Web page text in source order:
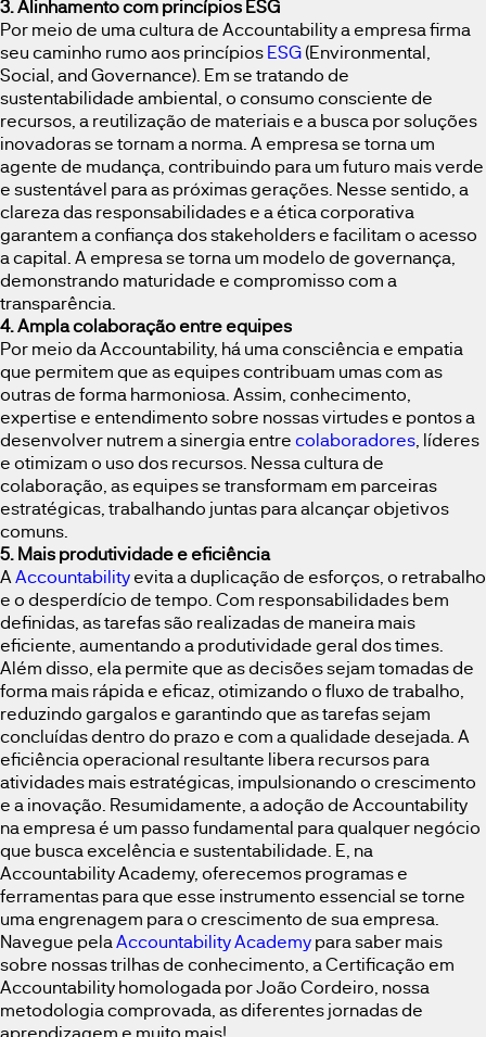
3. Alinhamento com princípios ESG
Por meio de uma cultura de Accountability a empresa firma
seu caminho rumo aos princípiosESG(Environmental,
Social, and Governance). Em se tratando de
sustentabilidade ambiental, o consumo consciente de
recursos, a reutilização de materiais e a busca por soluções
inovadoras se tornam a norma. A empresa se torna um
agente de mudança, contribuindo para um futuro mais verde
e sustentável para as próximas gerações. Nesse sentido, a
clareza das responsabilidades e a ética corporativa
garantem a confiança dos stakeholders e facilitam o acesso
a capital. A empresa se torna um modelo de governança,
demonstrando maturidade e compromisso com a
transparência.
4. Ampla colaboração entre equipes
Por meio da Accountability, há uma consciência e empatia
que permitem que as equipes contribuam umas com as
outras de forma harmoniosa. Assim, conhecimento,
expertise e entendimento sobre nossas virtudes e pontos a
desenvolver nutrem a sinergia entrecolaboradores , líderes
e otimizam o uso dos recursos. Nessa cultura de
colaboração, as equipes se transformam em parceiras
estratégicas, trabalhando juntas para alcançar objetivos
comuns.
5. Mais produtividade e eficiência
AAccountabilityevita a duplicação de esforços, o retrabalho
e o desperdício de tempo. Com responsabilidades bem
definidas, as tarefas são realizadas de maneira mais
eficiente, aumentando a produtividade geral dos times.
Além disso, ela permite que as decisões sejam tomadas de
forma mais rápida e eficaz, otimizando o fluxo de trabalho,
reduzindo gargalos e garantindo que as tarefas sejam
concluídas dentro do prazo e com a qualidade desejada. A
eficiência operacional resultante libera recursos para
atividades mais estratégicas, impulsionando o crescimento
e a inovação. Resumidamente, a adoção de Accountability
na empresa é um passo fundamental para qualquer negócio
que busca excelência e sustentabilidade. E, na
Accountability Academy, oferecemos programas e
ferramentas para que esse instrumento essencial se torne
uma engrenagem para o crescimento de sua empresa.
Navegue pelaAccountability Academypara saber mais
sobre nossas trilhas de conhecimento, a Certificação em
Accountability homologada por João Cordeiro, nossa
metodologia comprovada, as diferentes jornadas de
aprendizagem e muito mais!